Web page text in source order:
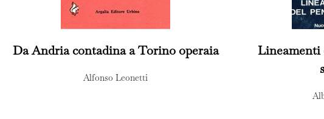
Da Andria contadina a Torino operaia
Alfonso Leonetti
Lineamenti